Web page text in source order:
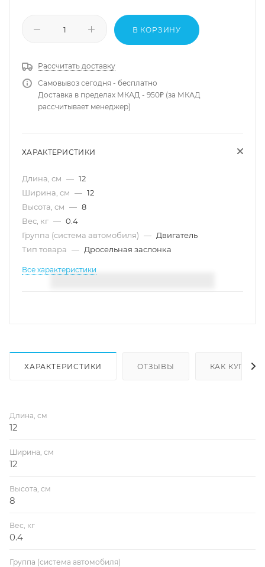
В КОРЗИНУ
Рассчитать доставку
Самовывоз сегодня - бесплатно
Доставка в пределах МКАД - 950₽ (за МКАД
рассчитывает менеджер)
ХАРАКТЕРИСТИКИ
Длина, см — 12
Ширина, см — 12
Высота, см — 8
Вес, кг — 0.4
Группа (система автомобиля) — Двигатель
Тип товара — Дросельная заслонка
Все характеристики
ХАРАКТЕРИСТИКИ ОТЗЫВЫ КАК КУПИТЬ
Длина, см
12
Ширина, см
12
Высота, см
8
Вес, кг
0.4
Группа (система автомобиля)